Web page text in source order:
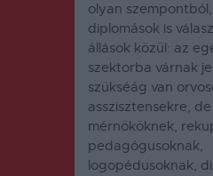
olyan
diplomások is
állások közül: az
szektorba várnak
szükséág van
asszisztensekre,
mérnököknek,
pedagógusoknak,
logopédusoknak,